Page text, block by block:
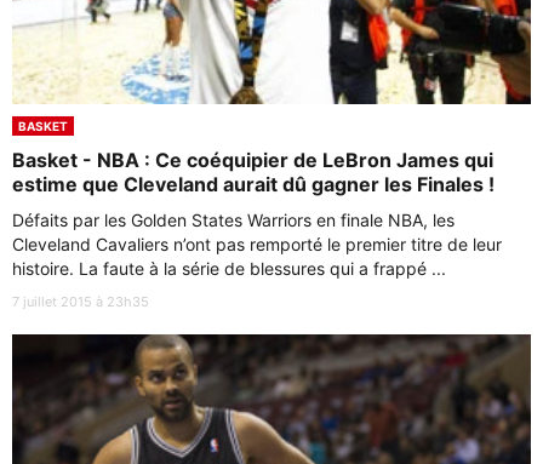
BASKET
Basket - NBA : Ce coéquipier de LeBron James qui
estime que Cleveland aurait dû gagner les Finales !
Défaits par les Golden States Warriors en finale NBA, les
Cleveland Cavaliers n’ont pas remporté le premier titre de leur
histoire. La faute à la série de blessures qui a frappé ...
7 juillet 2015 à 23h35